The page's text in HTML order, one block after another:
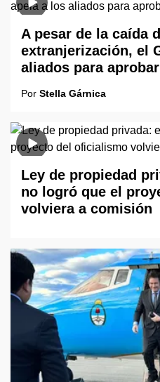
A pesar de la caída
extranjerización, el
aliados para
Por Stella Gárnica
Ley de propiedad
no logró que el
volviera a comisión